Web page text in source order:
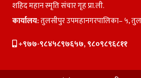
शहिद महान स्मृति संचार गृह प्रा.ली.
कार्यालय:तुलसीपुर उपमहानगरपालिका– ५,
+९७७-९८४५८९७६५७, ९८०९८९६८११